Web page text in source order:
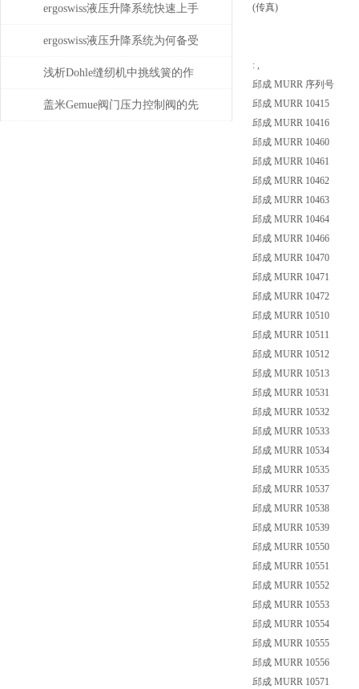
重要性
ergoswiss液压升降系统快速上手
指南
ergoswiss液压升降系统为何备受
青睐？
浅析Dohle缝纫机中挑线簧的作
用
盖米Gemue阀门压力控制阀的先
(传真)
: ,
邱成 MURR 序列号
邱成 MURR 10415
邱成 MURR 10416
邱成 MURR 10460
邱成 MURR 10461
邱成 MURR 10462
邱成 MURR 10463
邱成 MURR 10464
邱成 MURR 10466
邱成 MURR 10470
邱成 MURR 10471
邱成 MURR 10472
邱成 MURR 10510
邱成 MURR 10511
邱成 MURR 10512
邱成 MURR 10513
邱成 MURR 10531
邱成 MURR 10532
邱成 MURR 10533
邱成 MURR 10534
邱成 MURR 10535
邱成 MURR 10537
邱成 MURR 10538
邱成 MURR 10539
邱成 MURR 10550
邱成 MURR 10551
邱成 MURR 10552
邱成 MURR 10553
邱成 MURR 10554
邱成 MURR 10555
邱成 MURR 10556
邱成 MURR 10571